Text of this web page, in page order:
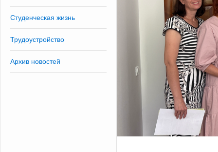
Студенческая жизнь
Трудоустройство
Архив новостей